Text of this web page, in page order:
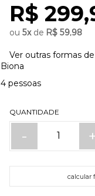
R$
ou 5xde R$ 59,98
Ver outras formas
Biona
4 pessoas
QUANTIDADE
- +
calcular